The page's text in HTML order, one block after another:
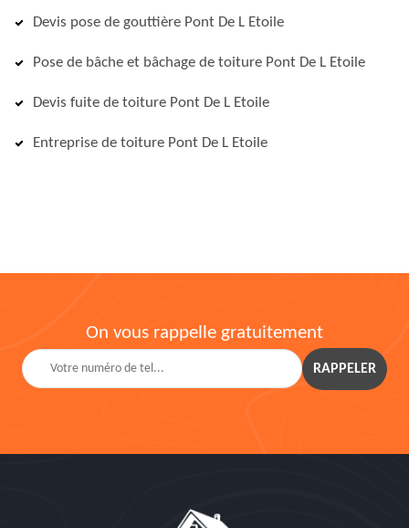
Devis pose de gouttière Pont De L Etoile
Pose de bâche et bâchage de toiture Pont De L Etoile
Devis fuite de toiture Pont De L Etoile
Entreprise de toiture Pont De L Etoile
On vous rappelle gratuitement